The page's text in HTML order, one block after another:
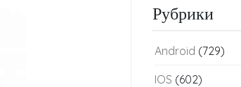
Рубрики
Android (729)
IOS (602)